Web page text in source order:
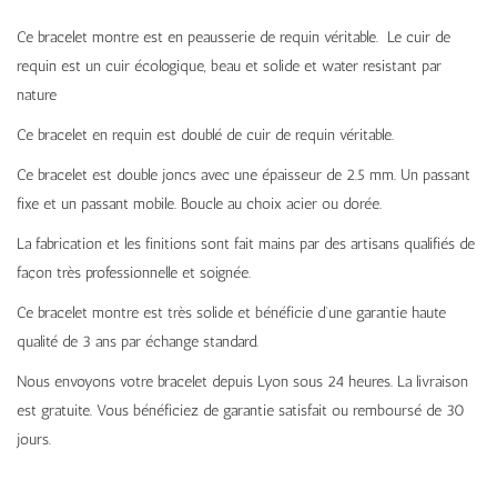
Ce bracelet montre est en peausserie de requin véritable. Le cuir de
requin est un cuir écologique, beau et solide et water resistant par
nature
Ce bracelet en requin est doublé de cuir de requin véritable.
Ce bracelet est double joncs avec une épaisseur de 2.5 mm. Un passant
fixe et un passant mobile. Boucle au choix acier ou dorée.
La fabrication et les finitions sont fait mains par des artisans qualifiés de
façon très professionnelle et soignée.
Ce bracelet montre est très solide et bénéficie d’une garantie haute
qualité de 3 ans par échange standard.
Nous envoyons votre bracelet depuis Lyon sous 24 heures. La livraison
est gratuite. Vous bénéficiez de garantie satisfait ou remboursé de 30
jours.